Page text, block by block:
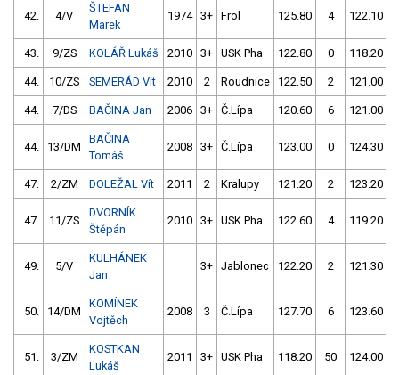
42. 4/V
ŠTEFAN
Marek
1974 3+ Frol 125.80 4 122.10
43. 9/ZS KOLÁŘ Lukáš 2010 3+ USK Pha 122.80 0 118.20
44. 10/ZS SEMERÁD Vít 2010 2 Roudnice 122.50 2 121.00
44. 7/DS BAČINA Jan 2006 3+ Č.Lípa 120.60 6 121.00
44. 13/DM
BAČINA
Tomáš
2008 3+ Č.Lípa 123.00 0 124.30
47. 2/ZM DOLEŽAL Vít 2011 2 Kralupy 121.20 2 123.20
47. 11/ZS
DVORNÍK
Štěpán
2010 3+ USK Pha 122.60 4 119.20
49. 5/V
KULHÁNEK
Jan
3+ Jablonec 122.20 2 121.30
50. 14/DM
KOMÍNEK
Vojtěch
2008 3 Č.Lípa 127.70 6 123.60
51. 3/ZM
KOSTKAN
Lukáš
2011 3+ USK Pha 118.20 50 124.00